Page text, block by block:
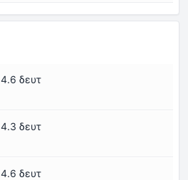
4.6 δευτ
4.3 δευτ
4.6 δευτ